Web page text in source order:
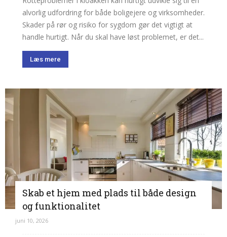
alvorlig udfordring for både boligejere og virksomheder.
Skader på rør og risiko for sygdom gør det vigtigt at
handle hurtigt. Når du skal have løst problemet, er det...
Læs mere
Skab et hjem med plads til både design
og funktionalitet
juni 10, 2026